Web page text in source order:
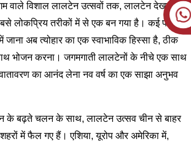
विशाल लालटेन उत्सवों तक, लालटेन देखना
लोकप्रिय तरीकों में से एक बन गया है। कई परिवारों
अब त्योहार का एक स्वाभाविक हिस्सा है, ठीक
भोजन करना। जगमगाती लालटेनों के नीचे एक साथ
का आनंद लेना नव वर्ष का एक साझा अनुभव
के बढ़ते चलन के साथ, लालटेन उत्सव चीन से बाहर
में फैल गए हैं। एशिया, यूरोप और अमेरिका में,